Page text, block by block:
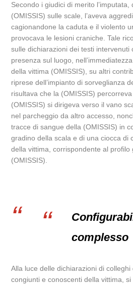
Secondo i giudici di merito
(OMISSIS) sulle scale, l’aveva
cagionandone la caduta e il violento
provocava le lesioni craniche. Tale
sulle dichiarazioni dei testi intervenuti
presenza sul luogo,
della vittima (OMISSIS), su altri
riprese dell’impianto di sorveglianza
risultava che la (OMISSIS)
(OMISSIS) si dirigeva verso il vano
nel parcheggio da altro accesso,
tracce di sangue della (OMISSIS) in
gradino della scala e di una ciocca di
della vittima, corrispondente al profilo
(OMISSIS).
complesso
Alla luce delle dichiarazioni di
congiunti e conoscenti della vittima, si